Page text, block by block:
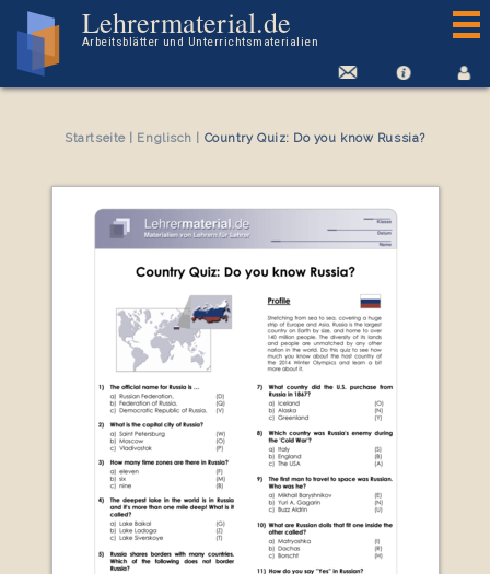
Lehrermaterial.de
Arbeitsblätter und Unterrichtsmaterialien
Startseite| Englisch Country Quiz: Do you know Russia?